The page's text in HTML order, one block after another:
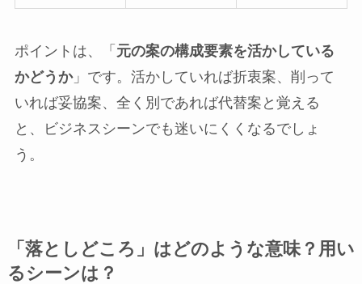
ポイントは、「 元の案の構成要素を活かしている
かどうか」です。活かしていれば折衷案、削って
いれば妥協案、全く別であれば代替案と覚える
と、ビジネスシーンでも迷いにくくなるでしょ
う。
「落としどころ」はどのような意味？用い
るシーンは？